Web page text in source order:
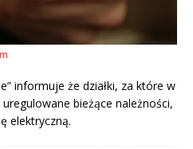
informuje że działki, za które w
bieżące należności,
elektryczną.